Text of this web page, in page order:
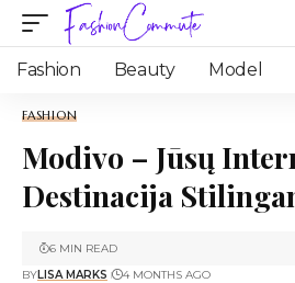
Fashion Beauty Model
FASHION
Modivo – Jūsų
Destinacija
BYLISA MARKS 4 MONTHS AGO
6 MIN READ